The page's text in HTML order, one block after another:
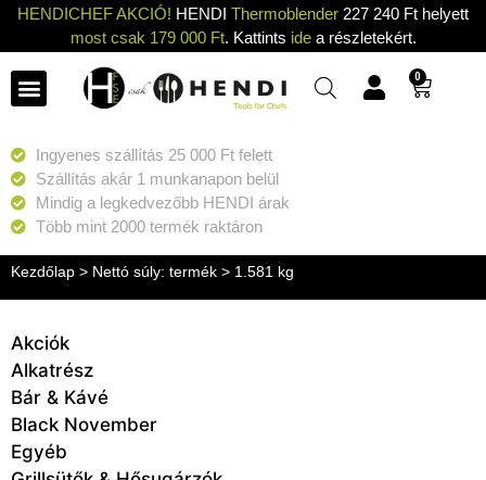
HENDICHEF AKCIÓ! HENDI Thermoblender 227 240 Ft helyett
most csak 179 000 Ft. Kattints idea részletekért.
0
Ingyenes szállítás 25 000 Ft felett
Szállítás akár 1 munkanapon belül
Mindig a legkedvezőbb HENDI árak
Több mint 2000 termék raktáron
Kezdőlap > Nettó súly: termék > 1.581 kg
Akciók
Alkatrész
Bár & Kávé
Black November
Egyéb